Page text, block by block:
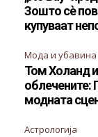
Зошто сè
купуваат
Мода и убавина
Том Холанд и
облечените:
модната
Астрологија